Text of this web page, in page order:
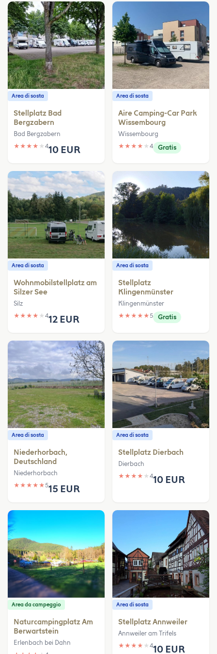
Area di sosta
Stellplatz Bad
Bergzabern
Bad Bergzabern
★ ★ ★ ★ ★ 410 EUR
Area di sosta
Aire Camping-Car Park
Wissembourg
Wissembourg
★ ★ ★ ★ ★ 4 Gratis
Area di sosta
Wohnmobilstellplatz am
Silzer See
Silz
★ ★ ★ ★ ★ 412 EUR
Area di sosta
Stellplatz
Klingenmünster
Klingenmünster
★ ★ ★ ★ ★5 Gratis
Area di sosta
Niederhorbach,
Deutschland
Niederhorbach
★ ★ ★ ★ ★515 EUR
Area di sosta
Stellplatz Dierbach
Dierbach
★ ★ ★ ★ ★ 410 EUR
Area da campeggio
Naturcampingplatz Am
Berwartstein
Erlenbach bei Dahn
Area di sosta
Stellplatz Annweiler
Annweiler am Trifels
★ ★ ★ ★ ★ 410 EUR